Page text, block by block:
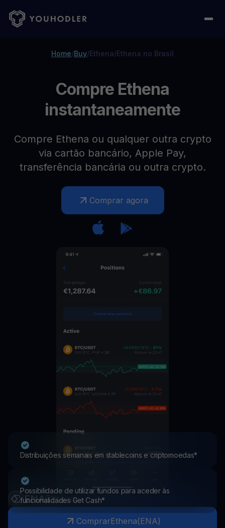
Home/Buy/Ethena/Ethena no Brasil
Compre Ethena
instantaneamente
Compre Ethena ou qualquer outra crypto
via cartão bancário, Apple Pay,
transferência bancária ou outra crypto.
Comprar agora
Distribuições semanais em stablecoins e criptomoedas*
Possibilidade de utilizar fundos para aceder às
funcionalidades Get Cash*
ENAEthena
ComprarEthena(ENA)